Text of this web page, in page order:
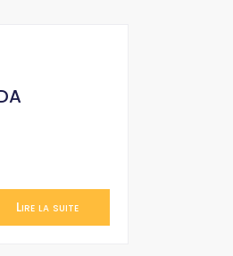
Lire la suite